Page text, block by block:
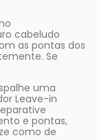
cabeludo
as pontas dos
Se
uma
Leave-in
e pontas,
como de